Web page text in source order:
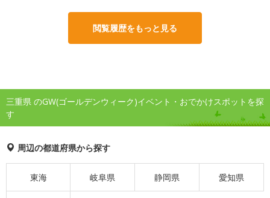
閲覧履歴をもっと見る
三重県 のGW(ゴールデンウィーク)イベント・おでかけスポットを探
す
周辺の都道府県から探す
東海 岐阜県 静岡県 愛知県